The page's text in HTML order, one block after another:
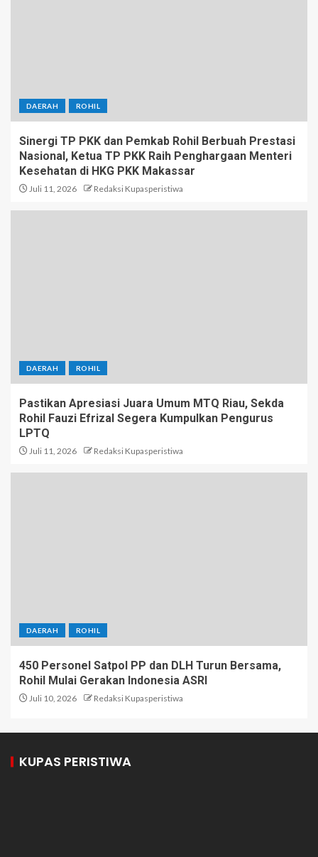
DAERAH ROHIL
Sinergi TP PKK dan Pemkab Rohil Berbuah Prestasi
Nasional, Ketua TP PKK Raih Penghargaan Menteri
Kesehatan di HKG PKK Makassar
Juli 11, 2026 Redaksi Kupasperistiwa
DAERAH ROHIL
Pastikan Apresiasi Juara Umum MTQ Riau, Sekda
Rohil Fauzi Efrizal Segera Kumpulkan Pengurus
LPTQ
Juli 11, 2026 Redaksi Kupasperistiwa
DAERAH ROHIL
450 Personel Satpol PP dan DLH Turun Bersama,
Rohil Mulai Gerakan Indonesia ASRI
Juli 10, 2026 Redaksi Kupasperistiwa
KUPAS PERISTIWA